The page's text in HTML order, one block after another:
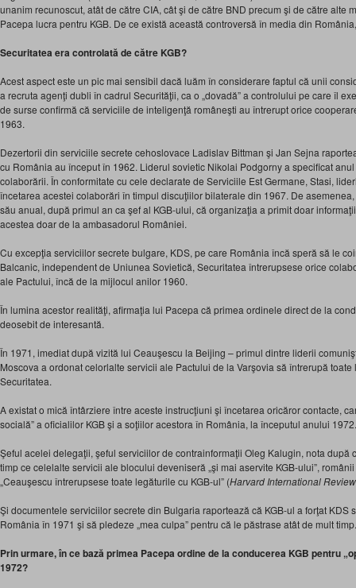
unanim recunoscut, atât de către CIA, cât şi de către BND precum şi de către alte
Pacepa lucra pentru KGB. De ce există această controversă în media din
Securitatea era controlată de către KGB?
Acest aspect este un pic mai sensibil dacă luăm în considerare faptul că unii
a recruta agenţi dubli în cadrul Securităţii, ca o „dovadă” a controlului pe care îl
de surse confirmă că serviciile de inteligenţă româneşti au întrerupt orice
1963.
Dezertorii din serviciile secrete cehoslovace Ladislav Bittman şi Jan Sejna
cu România au început în 1962. Liderul sovietic Nikolai Podgorny a specificat
colaborării. În conformitate cu cele declarate de Serviciile Est Germane, Stasi,
încetarea acestei colaborări în timpul discuţiilor bilaterale din 1967. De
său anual, după primul an ca şef al KGB-ului, că organizaţia a primit doar
acestea doar de la ambasadorul României.
Cu excepţia serviciilor secrete bulgare, KDS, pe care România încă speră să le
Balcanic, independent de Uniunea Sovietică, Securitatea întrerupsese orice
ale Pactului, încă de la mijlocul anilor 1960.
În lumina acestor realităţi, afirmaţia lui Pacepa că primea ordinele direct de la
deosebit de interesantă.
În 1971, imediat după vizită lui Ceauşescu la Beijing – primul dintre liderii
Moscova a ordonat celorlalte servicii ale Pactului de la Varşovia să întrerupă
Securitatea.
A existat o mică întârziere între aceste instrucţiuni şi încetarea oricăror contacte,
socială” a oficialilor KGB şi a soţiilor acestora în România, la începutul anului 1972.
Şeful acelei delegaţii, şeful serviciilor de contrainformaţii Oleg Kalugin, nota după
timp ce celelalte servicii ale blocului deveniseră „şi mai aservite KGB-ului”,
„Ceauşescu întrerupsese toate legăturile cu KGB-ul” (Harvard International Review
Şi documentele serviciilor secrete din Bulgaria raportează că KGB-ul a forţat KDS
România în 1971 şi să pledeze „mea culpa” pentru că le păstrase atât de mult timp.
Prin urmare, în ce bază primea Pacepa ordine de la conducerea KGB pentru
1972?